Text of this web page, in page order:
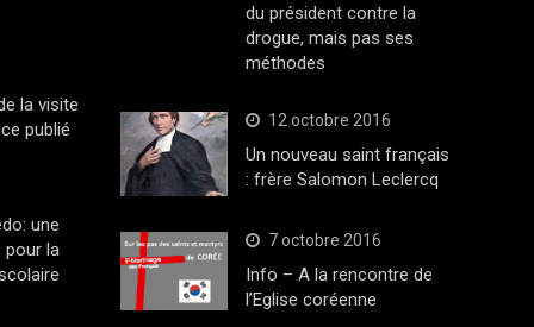
la visite
publié
une
pour la
du président contre la
drogue, mais pas ses
méthodes
12 octobre 2016
Un nouveau saint français
: frère Salomon Leclercq
7 octobre 2016
Info – A la rencontre de
l’Eglise coréenne